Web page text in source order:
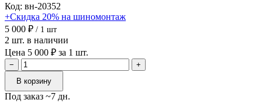
Код: вн-20352
+Скидка 20% на шиномонтаж
5 000 ₽ / 1 шт
2 шт. в наличии
Цена 5 000 ₽ за 1 шт.
−
+
В корзину
Под заказ ~7 дн.